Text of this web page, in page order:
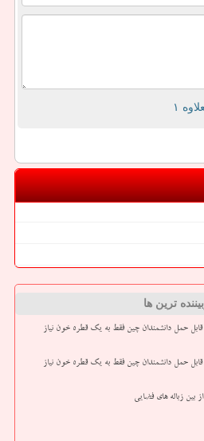
ترین ها
درصدی دستگاه قابل حمل دانشمندان چین فقط به یک قطره خون نیاز
درصدی دستگاه قابل حمل دانشمندان چین فقط به یک قطره خون نیاز
بین زباله های فضایی